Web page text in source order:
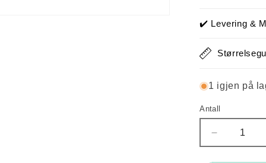
✔️ Levering &
1 igjen på
Antall
Antall
antallet